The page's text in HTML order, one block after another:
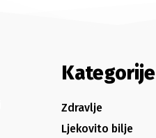
Kategorije
Zdravlje
Ljekovito bilje